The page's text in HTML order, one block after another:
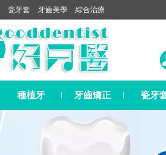
瓷牙套 牙齒美學 綜合治療
種植牙 牙齒矯正 瓷牙